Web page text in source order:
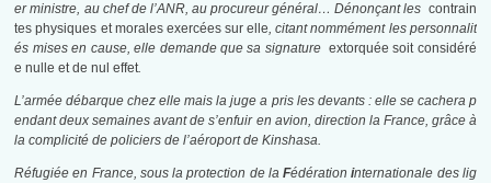
er ministre, au chef de l’ANR, au procureur général… Dénonçant les contrain
tes physiques et morales exercées sur elle, citant nommément les personnalit
és mises en cause, elle demande que sa signature extorquée soit considéré
e nulle et de nul effet.
L’armée débarque chez elle mais la juge a pris les devants : elle se cachera p
endant deux semaines avant de s’enfuir en avion, direction la France, grâce à
la complicité de policiers de l’aéroport de Kinshasa.
Réfugiée en France, sous la protection de laFédérationinternationale des lig